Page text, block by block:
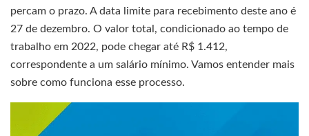
percam o prazo. A data limite para recebimento deste ano é
27 de dezembro. O valor total, condicionado ao tempo de
trabalho em 2022, pode chegar até R$ 1.412,
correspondente a um salário mínimo. Vamos entender mais
sobre como funciona esse processo.